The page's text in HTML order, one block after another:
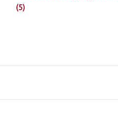
(5)